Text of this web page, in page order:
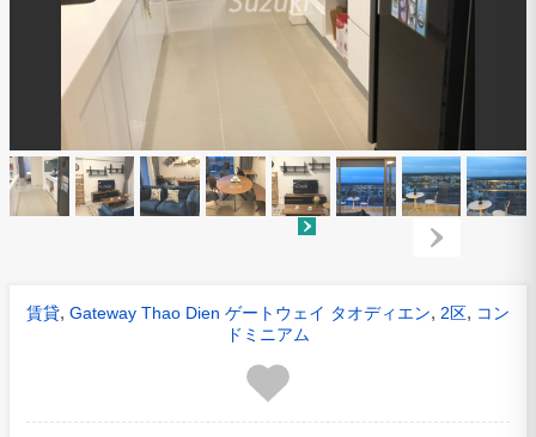
賃貸, Gateway Thao Dien ゲートウェイ タオディエン, 2区, コン
ドミニアム